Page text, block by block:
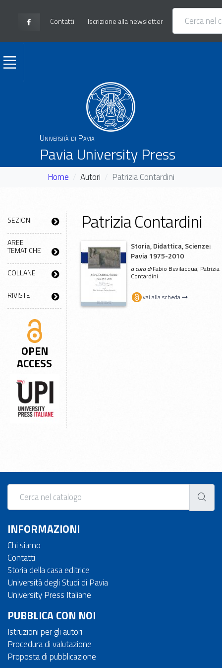
Contatti Iscrizione alla newsletter
Università di Pavia
Pavia University Press
Home Autori Patrizia Contardini
SEZIONI
AREE
TEMATICHE
COLLANE
RIVISTE
OPEN
ACCESS
Patrizia Contardini
Storia, Didattica, Scienze:
Pavia 1975-2010
a cura diFabio Bevilacqua, Patrizia
Contardini
vai alla scheda
INFORMAZIONI
Chi siamo
Contatti
Storia della casa editrice
Università degli Studi di Pavia
University Press Italiane
PUBBLICA CON NOI
Istruzioni per gli autori
Procedura di valutazione
Proposta di pubblicazione